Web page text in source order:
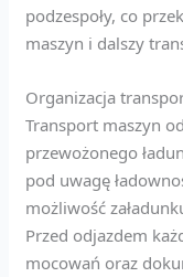
podzespoły, co
maszyn i dalszy
Organizacja
Transport maszyn
przewożonego
pod uwagę
możliwość
Przed odjazdem
mocowań oraz